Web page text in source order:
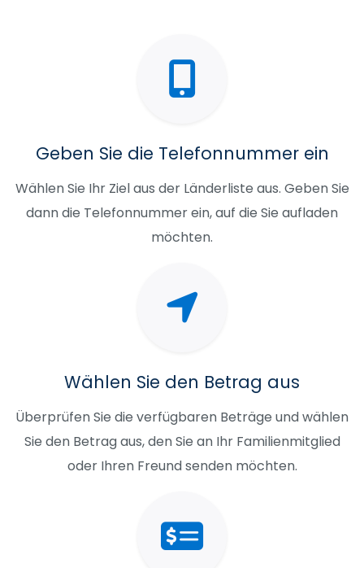
Geben Sie die Telefonnummer ein
Wählen Sie Ihr Ziel aus der Länderliste aus. Geben Sie
dann die Telefonnummer ein, auf die Sie aufladen
möchten.
Wählen Sie den Betrag aus
Überprüfen Sie die verfügbaren Beträge und wählen
Sie den Betrag aus, den Sie an Ihr Familienmitglied
oder Ihren Freund senden möchten.